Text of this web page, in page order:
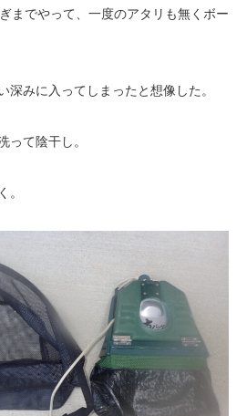
までやって、一度のアタリも無くボー
深みに入ってしまったと想像した。
って陰干し。
。